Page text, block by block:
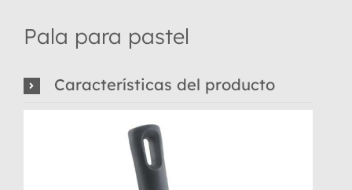
Pala para pastel
Características del producto